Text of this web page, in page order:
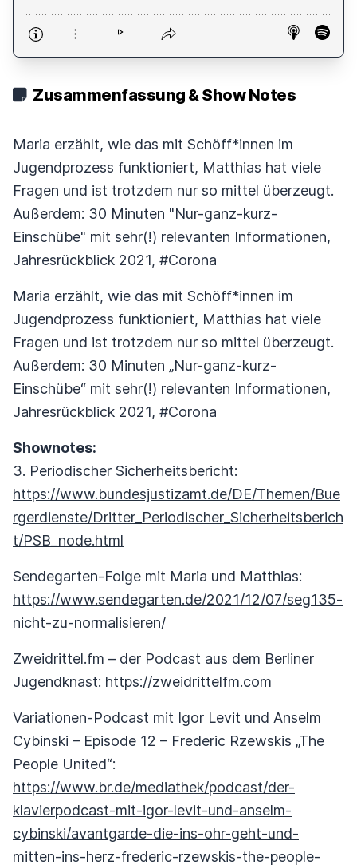
Zusammenfassung & Show Notes
Maria erzählt, wie das mit Schöff*innen im
Jugendprozess funktioniert, Matthias hat viele
Fragen und ist trotzdem nur so mittel überzeugt.
Außerdem: 30 Minuten "Nur-ganz-kurz-
Einschübe" mit sehr(!) relevanten Informationen,
Jahresrückblick 2021, #Corona
Maria erzählt, wie das mit Schöff*innen im
Jugendprozess funktioniert, Matthias hat viele
Fragen und ist trotzdem nur so mittel überzeugt.
Außerdem: 30 Minuten „Nur-ganz-kurz-
Einschübe“ mit sehr(!) relevanten Informationen,
Jahresrückblick 2021, #Corona
Shownotes:
3. Periodischer Sicherheitsbericht:
https://www.bundesjustizamt.de/DE/Themen/Bue
rgerdienste/Dritter_Periodischer_Sicherheitsberich
t/PSB_node.html
Sendegarten-Folge mit Maria und Matthias:
https://www.sendegarten.de/2021/12/07/seg135-
nicht-zu-normalisieren/
Zweidrittel.fm – der Podcast aus dem Berliner
Jugendknast: https://zweidrittelfm.com
Variationen-Podcast mit Igor Levit und Anselm
Cybinski – Episode 12 – Frederic Rzewskis „The
People United“:
https://www.br.de/mediathek/podcast/der-
klavierpodcast-mit-igor-levit-und-anselm-
cybinski/avantgarde-die-ins-ohr-geht-und-
mitten-ins-herz-frederic-rzewskis-the-people-